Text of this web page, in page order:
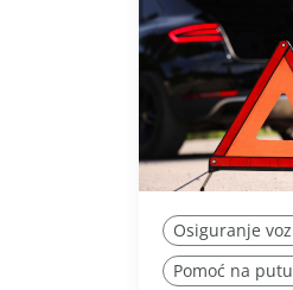
Osiguranje
Pomoć na